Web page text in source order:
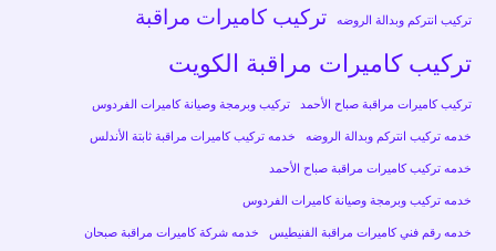
تركيب انتركم وبدالة الروضه تركيب كاميرات مراقبة
تركيب كاميرات مراقبة الكويت
تركيب كاميرات مراقبة صباح الأحمد تركيب وبرمجة وصيانة كاميرات الفردوس
خدمه تركيب انتركم وبدالة الروضه خدمه تركيب كاميرات مراقبة ثابتة الأندلس
خدمه تركيب كاميرات مراقبة صباح الأحمد
خدمه تركيب وبرمجة وصيانة كاميرات الفردوس
خدمه رقم فني كاميرات مراقبة الفنيطيس خدمه شركة كاميرات مراقبة صبحان